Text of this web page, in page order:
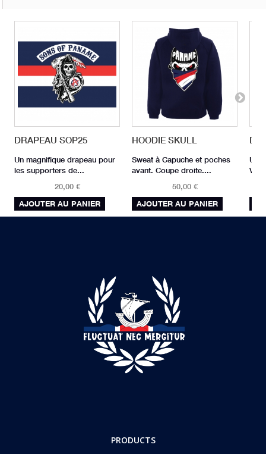
DRAPEAU SOP25
Un magnifique drapeau pour
les supporters de...
20,00 €
AJOUTER AU PANIER
HOODIE SKULL
Sweat à Capuche et poches
avant. Coupe droite....
50,00 €
AJOUTER AU PANIER
Un
PRODUCTS